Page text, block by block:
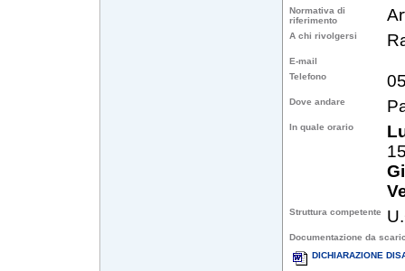
Normativa di
riferimento
A chi rivolgersi
E-mail
Telefono
Dove andare
In quale orario
Struttura competente
Documentazione da
DICHIARAZIONE